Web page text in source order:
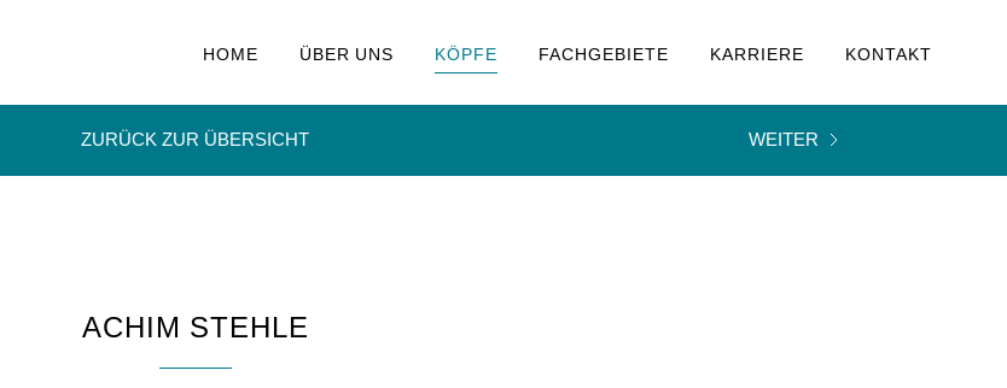
HOME ÜBER UNS KÖPFE FACHGEBIETE KARRIERE KONTAKT
ZURÜCK ZUR ÜBERSICHT WEITER
ACHIM STEHLE